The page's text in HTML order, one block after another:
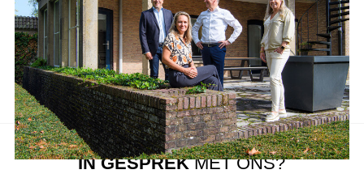
aarzel niet om contact met ons op te nemen als u vragen heeft, meer
informatie wilt of een bezichtiging wil plannen.
Ons team van vastgoedprofessionals staat klaar om u te helpen bij
elke stap van het proces.
IN GESPREKMET ONS?